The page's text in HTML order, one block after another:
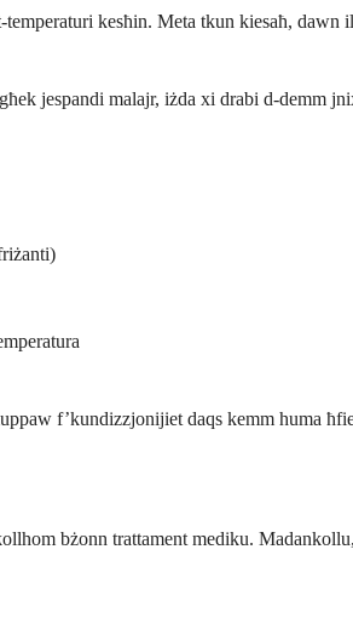
kesħin. Meta tkun kiesaħ,
jespandi malajr, iżda xi drabi d-
f’kundizzjonijiet daqs kemm huma
bżonn trattament mediku.